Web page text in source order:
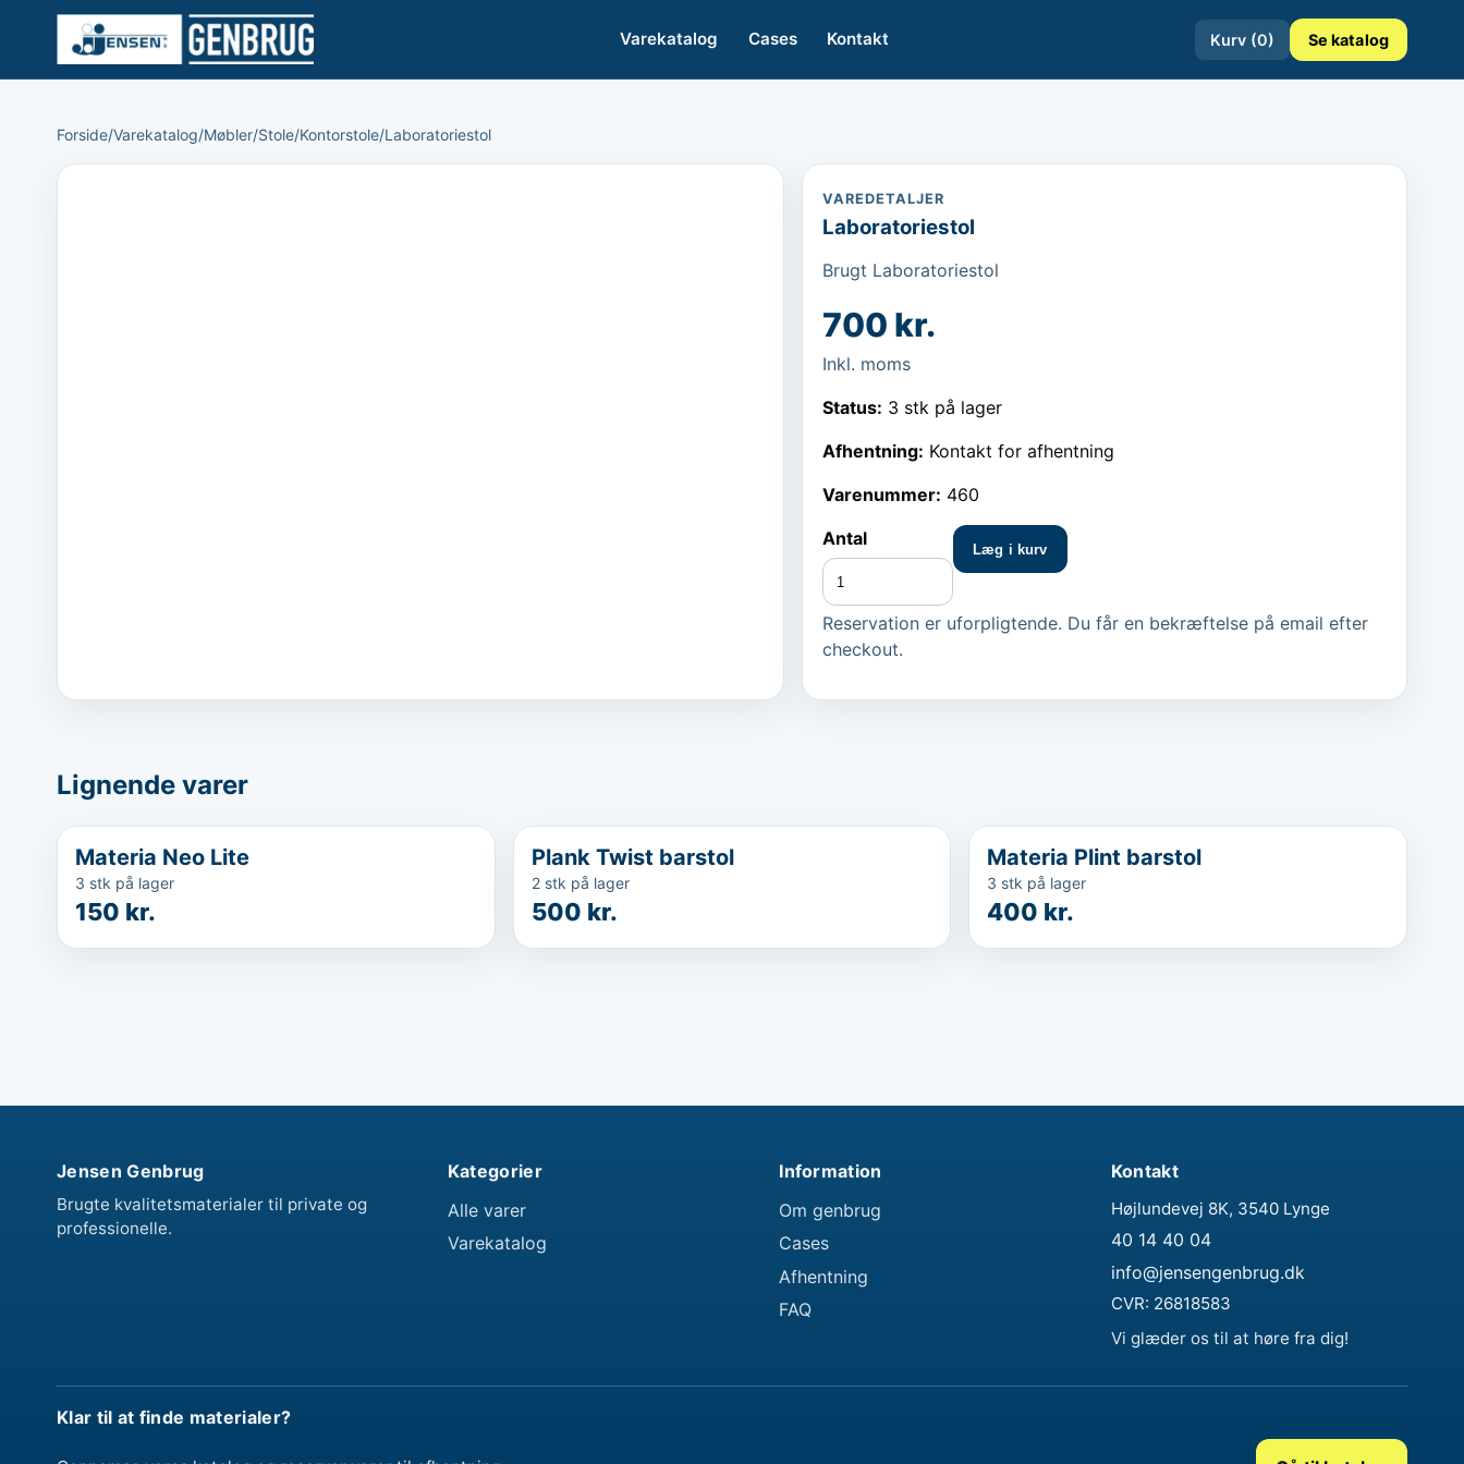
Varekatalog Cases Kontakt Kurv (0) Se katalog
Forside/Varekatalog/Møbler/Stole/Kontorstole/Laboratoriestol
VAREDETALJER
Laboratoriestol
Brugt Laboratoriestol
700 kr.
Inkl. moms
Status: 3 stk på lager
Afhentning: Kontakt for afhentning
Varenummer: 460
Antal
Læg i kurv
Reservation er uforpligtende. Du får en bekræftelse på email efter
checkout.
Lignende varer
Materia Neo Lite
3 stk på lager
150 kr.
Plank Twist barstol
2 stk på lager
500 kr.
Materia Plint barstol
3 stk på lager
400 kr.
Jensen Genbrug
Brugte kvalitetsmaterialer til private og
professionelle.
Kategorier
Alle varer
Varekatalog
Information
Om genbrug
Cases
Afhentning
FAQ
Kontakt
Højlundevej 8K, 3540 Lynge
40 14 40 04
info@jensengenbrug.dk
CVR: 26818583
Vi glæder os til at høre fra dig!
Klar til at finde materialer?